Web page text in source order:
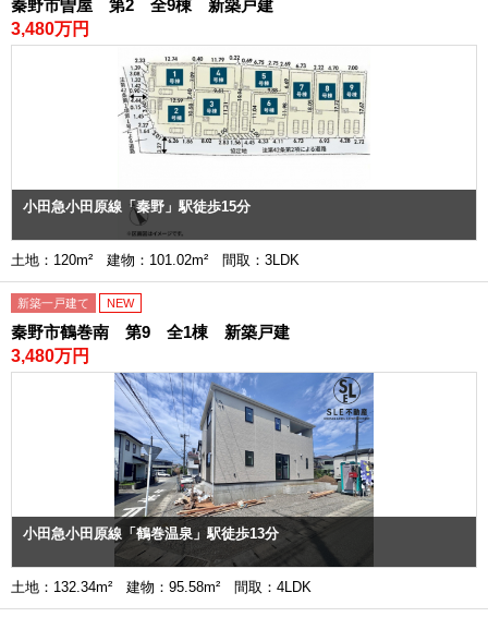
秦野市曽屋 第2 全9棟 新築戸建
3,480万円
小田急小田原線「秦野」駅徒歩15分
土地：120m² 建物：101.02m² 間取：3LDK
新築一戸建て NEW
秦野市鶴巻南 第9 全1棟 新築戸建
3,480万円
小田急小田原線「鶴巻温泉」駅徒歩13分
土地：132.34m² 建物：95.58m² 間取：4LDK